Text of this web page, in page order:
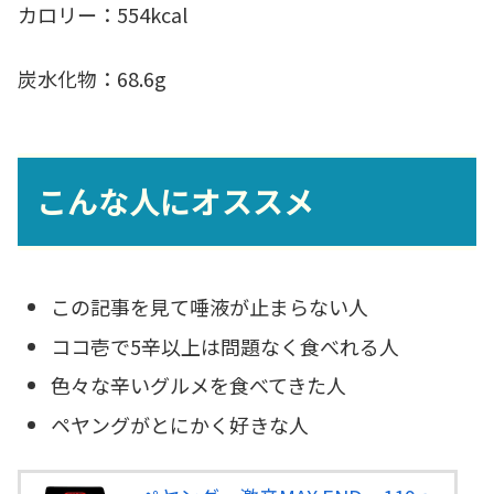
カロリー：554kcal
炭水化物：68.6g
こんな人にオススメ
この記事を見て唾液が止まらない人
ココ壱で5辛以上は問題なく食べれる人
色々な辛いグルメを食べてきた人
ペヤングがとにかく好きな人